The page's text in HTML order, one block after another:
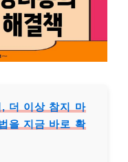
더 이상 참지 마
을 지금 바로 확